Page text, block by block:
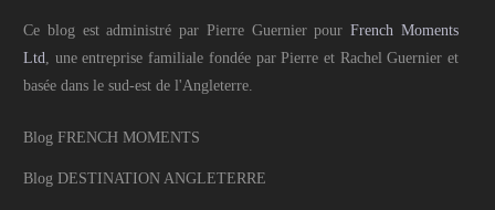
Ce blog est administré par Pierre Guernier pourFrench Moments
Ltd, une entreprise familiale fondée par Pierre et Rachel Guernier et
basée dans le sud-est de l'Angleterre.
Blog FRENCH MOMENTS
Blog DESTINATION ANGLETERRE